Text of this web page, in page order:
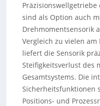
sind als Option auch
Drehmomentsensorik
Vergleich zu vielen
liefert die Sensorik
Steifigkeitsverlust des
Gesamtsystems. Die
Sicherheitsfunktionen
Positions- und